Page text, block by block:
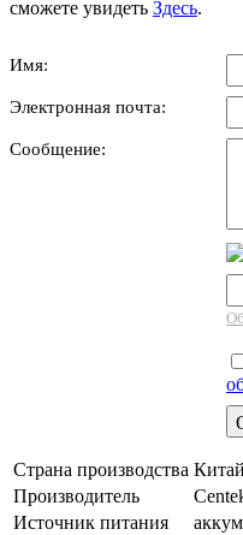
сможете увидеть Здесь.
Имя:
Электронная почта:
Сообщение:
Страна производства Китай
Производитель
Источник питания